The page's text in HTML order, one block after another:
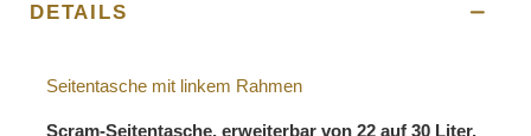
DETAILS
Seitentasche mit linkem Rahmen
Scram-Seitentasche, erweiterbar von 22 auf 30 Liter,